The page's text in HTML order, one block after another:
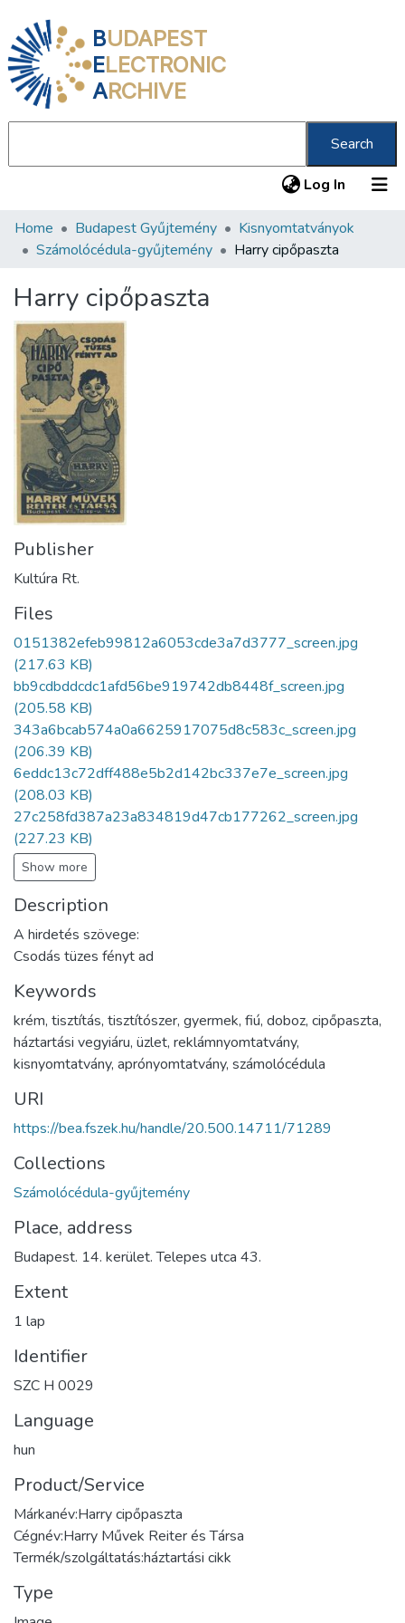
BUDAPEST
ELECTRONIC
ARCHIVE
Search
Log In (current)
Communities & Collections
Statistics
About us
Home Budapest Gyűjtemény
Kisnyomtatványok
Számolócédula-gyűjtemény
Harry cipőpaszta
Harry cipőpaszta
Publisher
Kultúra Rt.
Files
0151382efeb99812a6053cde3a7d3777_screen.jpg
(217.63 KB)
bb9cdbddcdc1afd56be919742db8448f_screen.jpg
(205.58 KB)
343a6bcab574a0a6625917075d8c583c_screen.jpg
(206.39 KB)
6eddc13c72dff488e5b2d142bc337e7e_screen.jpg
(208.03 KB)
27c258fd387a23a834819d47cb177262_screen.jpg
(227.23 KB)
Show more
Description
A hirdetés szövege:
Csodás tüzes fényt ad
Keywords
krém, tisztítás, tisztítószer, gyermek, fiú, doboz, cipőpaszta,
háztartási vegyiáru, üzlet, reklámnyomtatvány,
kisnyomtatvány, aprónyomtatvány, számolócédula
URI
https://bea.fszek.hu/handle/20.500.14711/71289
Collections
Számolócédula-gyűjtemény
Place, address
Budapest. 14. kerület. Telepes utca 43.
Extent
1 lap
Identifier
SZC H 0029
Language
hun
Product/Service
Márkanév:Harry cipőpaszta
Cégnév:Harry Művek Reiter és Társa
Termék/szolgáltatás:háztartási cikk
Type